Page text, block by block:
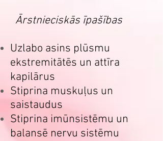
Ārstnieciskās īpašības
Uzlabo asins plūsmu
ekstremitātēs un attīra
kapilārus
Stiprina muskuļus un
saistaudus
Stiprina imūnsistēmu un
balansē nervu sistēmu